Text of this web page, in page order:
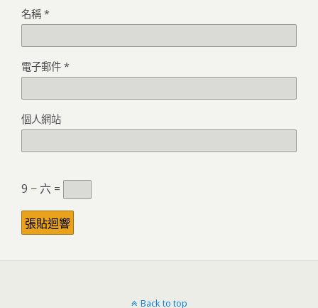
名稱 *
電子郵件 *
個人網站
9 − 六 =
Back to top